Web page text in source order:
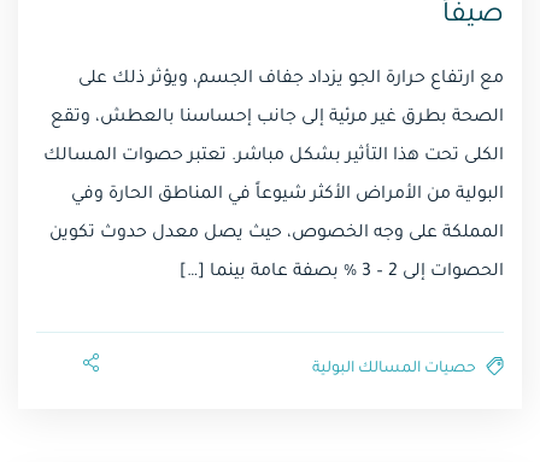
صيفاً
مع ارتفاع حرارة الجو يزداد جفاف الجسم، ويؤثر ذلك على
الصحة بطرق غير مرئية إلى جانب إحساسنا بالعطش، وتقع
الكلى تحت هذا التأثير بشكل مباشر. تعتبر حصوات المسالك
البولية من الأمراض الأكثر شيوعاً في المناطق الحارة وفي
المملكة على وجه الخصوص، حيث يصل معدل حدوث تكوين
الحصوات إلى 2 – 3 % بصفة عامة بينما […]
حصيات المسالك البولية